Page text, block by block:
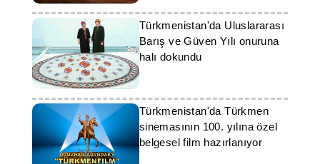
Türkmenistan'da Uluslararası
Barış ve Güven Yılı onuruna
halı dokundu
Türkmenistan'da Türkmen
sinemasının 100. yılına özel
belgesel film hazırlanıyor